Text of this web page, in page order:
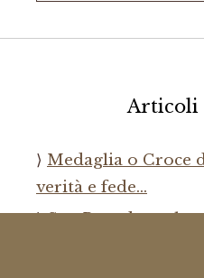
Articoli
Medaglia o Croce
verità e fede…
San Benedetto, la
Magnifica